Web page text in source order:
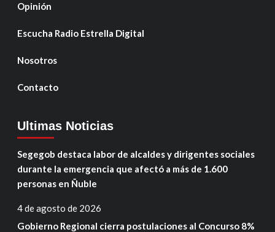
Opinión
Escucha Radio Estrella Digital
Nosotros
Contacto
Ultimas Noticias
Segegob destaca labor de alcaldes y dirigentes sociales
durante la emergencia que afectó a más de 1.600
personas en Ñuble
4 de agosto de 2026
Gobierno Regional cierra postulaciones al Concurso 8%